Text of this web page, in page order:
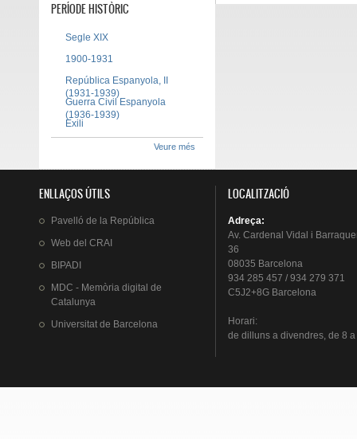
PERÍODE HISTÒRIC
Segle XIX
1900-1931
República Espanyola, II
(1931-1939)
Guerra Civil Espanyola
(1936-1939)
Exili
Veure més
ENLLAÇOS ÚTILS
Pavelló de la República
Web del CRAI
BIPADI
MDC - Memòria digital de
Catalunya
Universitat de Barcelona
LOCALITZACIÓ
Adreça:
Av. Cardenal Vidal i
36
08035 Barcelona
934 285 457 / 934 279 371
C5J2+8G Barcelona
Horari:
de dillunsa divendres, de 8